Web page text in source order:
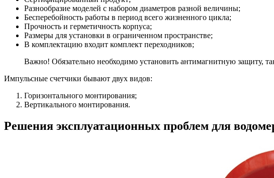
Разнообразие моделей с набором диаметров разной величины;
Бесперебойность работы в период всего жизненного цикла;
Прочность и герметичность корпуса;
Размеры для установки в ограниченном пространстве;
В комплектацию входит комплект переходников;
Важно! Обязательно необходимо установить антимагнитную защиту,
Импульсные счетчики бывают двух видов:
Горизонтального монтирования;
Вертикального монтирования.
Решения эксплуатационных проблем для